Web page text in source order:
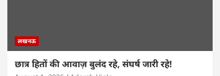
लखनऊ
छात्र हितों की आवाज़ बुलंद रहे, संघर्ष जारी रहे!